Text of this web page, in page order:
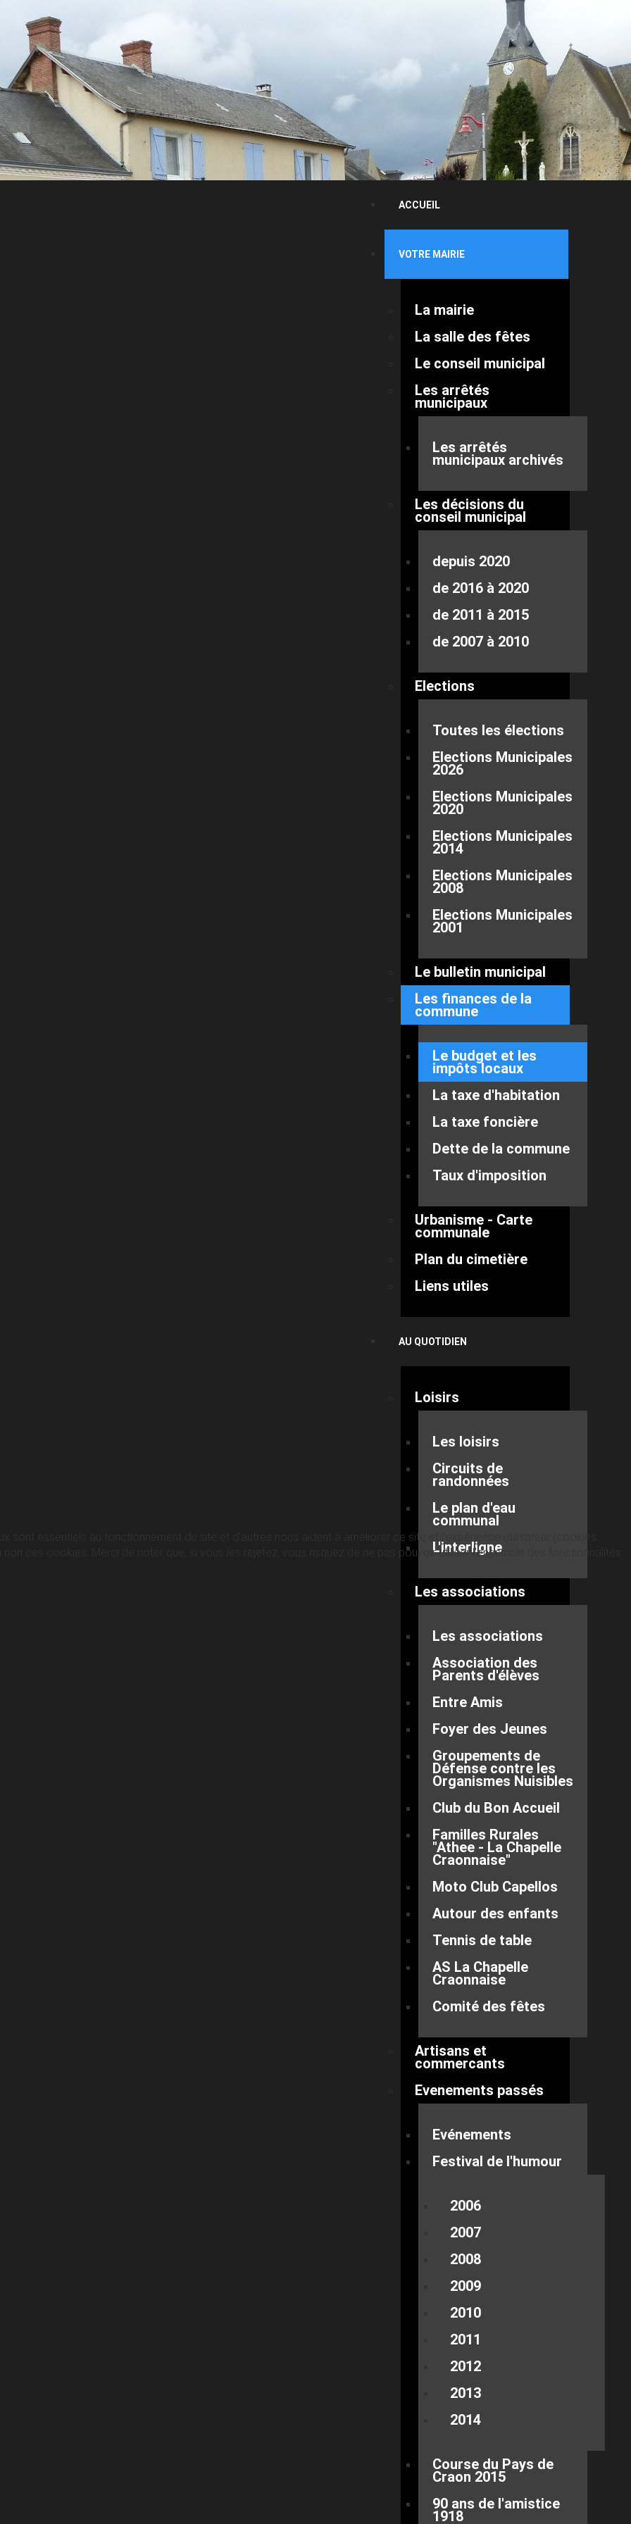
ACCUEIL
VOTRE MAIRIE
La mairie
La salle des fêtes
Le conseil municipal
Les arrêtés
municipaux
Les arrêtés
municipaux archivés
Les décisions du
conseil municipal
depuis 2020
de 2016 à 2020
de 2011 à 2015
de 2007 à 2010
Elections
Toutes les élections
Elections Municipales
2026
Elections Municipales
2020
Elections Municipales
2014
Elections Municipales
2008
Elections Municipales
2001
Le bulletin municipal
Les finances de la
commune
Le budget et les
impôts locaux
La taxe d'habitation
La taxe foncière
Dette de la commune
Taux d'imposition
Urbanisme - Carte
communale
Plan du cimetière
Liens utiles
AU QUOTIDIEN
Loisirs
Les loisirs
Circuits de
randonnées
Le plan d'eau
communal
L'interligne
Les associations
Les associations
Association des
Parents d'élèves
Entre Amis
Foyer des Jeunes
Groupements de
Défense contre les
Organismes Nuisibles
Club du Bon Accueil
Familles Rurales
"Athee - La Chapelle
Craonnaise"
Moto Club Capellos
Autour des enfants
Tennis de table
AS La Chapelle
Craonnaise
Comité des fêtes
Artisans et
commercants
Evenements passés
Evénements
Festival de l'humour
2006
2007
2008
2009
2010
2011
2012
2013
2014
Course du Pays de
Craon 2015
90 ans de l'amistice
1918
sont essentiels au fonctionnement du site et d’autres nous aident à améliorer ce site et l’expérience utilisateur (cookies
ces cookies. Merci de noter que, si vous les rejetez, vous risquez de ne pas pouvoir utiliser l’ensemble des fonctionnalités